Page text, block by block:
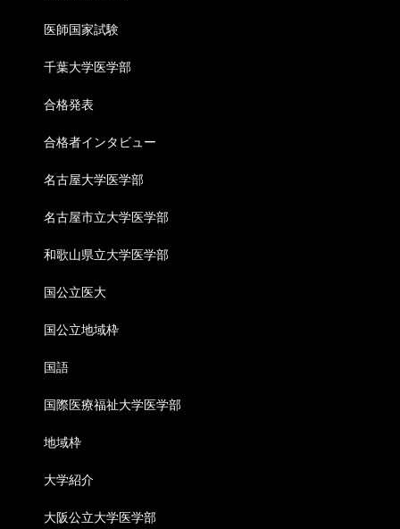
医師国家試験
千葉大学医学部
合格発表
合格者インタビュー
名古屋大学医学部
名古屋市立大学医学部
和歌山県立大学医学部
国公立医大
国公立地域枠
国語
国際医療福祉大学医学部
地域枠
大学紹介
大阪公立大学医学部